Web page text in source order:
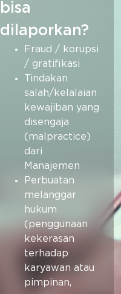
bisa
dilaporkan?
Fraud / korupsi
/ gratifikasi
Tindakan
salah/kelalaian
kewajiban yang
disengaja
(malpractice)
dari
Manajemen
Perbuatan
melanggar
hukum
(penggunaan
kekerasan
terhadap
karyawan atau
pimpinan,